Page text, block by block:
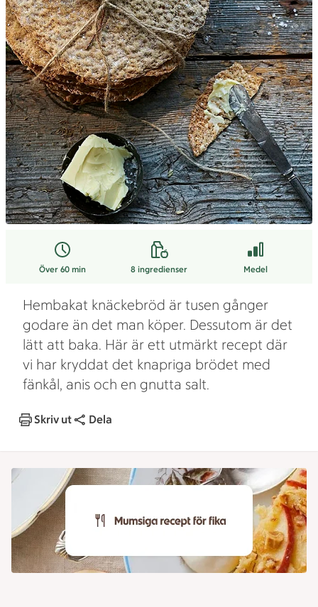
Över 60 min 8 ingredienser Medel
Hembakat knäckebröd är tusen gånger
godare än det man köper. Dessutom är det
lätt att baka. Här är ett utmärkt recept där
vi har kryddat det knapriga brödet med
fänkål, anis och en gnutta salt.
Skriv ut Dela